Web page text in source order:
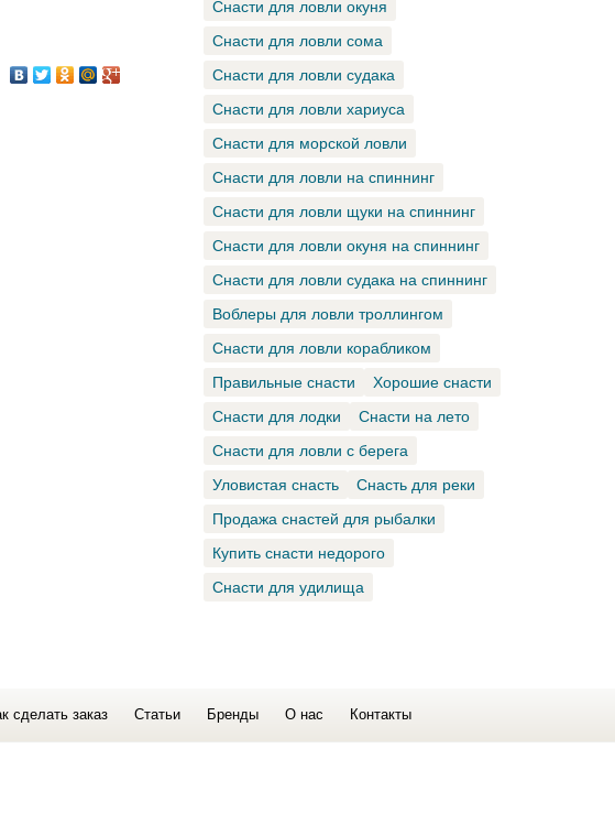
Снасти для ловли окуня
Снасти для ловли сома
Снасти для ловли судака
Снасти для ловли хариуса
Снасти для морской ловли
Снасти для ловли на спиннинг
Снасти для ловли щуки на спиннинг
Снасти для ловли окуня на спиннинг
Снасти для ловли судака на спиннинг
Воблеры для ловли троллингом
Снасти для ловли корабликом
Правильные снасти
Хорошие снасти
Снасти для лодки
Снасти на лето
Снасти для ловли с берега
Уловистая снасть
Снасть для реки
Продажа снастей для рыбалки
Купить снасти недорого
Снасти для удилища
сделать заказ Статьи Бренды О нас Контакты